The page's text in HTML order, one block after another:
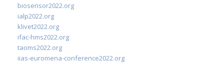
biosensor2022.org
ialp2022.org
klivet2022.org
ifac-hms2022.org
taoms2022.org
iias-euromena-conference2022.org